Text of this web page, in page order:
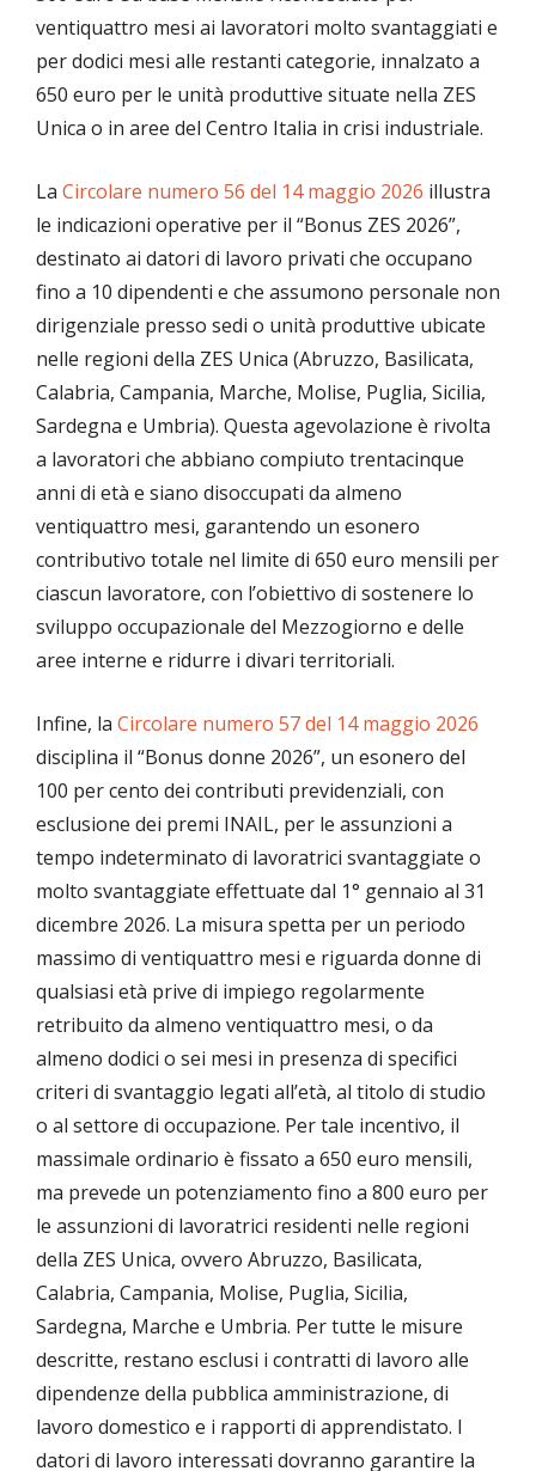
ventiquattro mesi ai lavoratori molto svantaggiati e
per dodici mesi alle restanti categorie, innalzato a
650 euro per le unità produttive situate nella ZES
Unica o in aree del Centro Italia in crisi industriale.
La Circolare numero 56 del 14 maggio 2026 illustra
le indicazioni operative per il “Bonus ZES 2026”,
destinato ai datori di lavoro privati che occupano
fino a 10 dipendenti e che assumono personale non
dirigenziale presso sedi o unità produttive ubicate
nelle regioni della ZES Unica (Abruzzo, Basilicata,
Calabria, Campania, Marche, Molise, Puglia, Sicilia,
Sardegna e Umbria). Questa agevolazione è rivolta
a lavoratori che abbiano compiuto trentacinque
anni di età e siano disoccupati da almeno
ventiquattro mesi, garantendo un esonero
contributivo totale nel limite di 650 euro mensili per
ciascun lavoratore, con l’obiettivo di sostenere lo
sviluppo occupazionale del Mezzogiorno e delle
aree interne e ridurre i divari territoriali.
Infine, la Circolare numero 57 del 14 maggio 2026
disciplina il “Bonus donne 2026”, un esonero del
100 per cento dei contributi previdenziali, con
esclusione dei premi INAIL, per le assunzioni a
tempo indeterminato di lavoratrici svantaggiate o
molto svantaggiate effettuate dal 1° gennaio al 31
dicembre 2026. La misura spetta per un periodo
massimo di ventiquattro mesi e riguarda donne di
qualsiasi età prive di impiego regolarmente
retribuito da almeno ventiquattro mesi, o da
almeno dodici o sei mesi in presenza di specifici
criteri di svantaggio legati all’età, al titolo di studio
o al settore di occupazione. Per tale incentivo, il
massimale ordinario è fissato a 650 euro mensili,
ma prevede un potenziamento fino a 800 euro per
le assunzioni di lavoratrici residenti nelle regioni
della ZES Unica, ovvero Abruzzo, Basilicata,
Calabria, Campania, Molise, Puglia, Sicilia,
Sardegna, Marche e Umbria. Per tutte le misure
descritte, restano esclusi i contratti di lavoro alle
dipendenze della pubblica amministrazione, di
lavoro domestico e i rapporti di apprendistato. I
datori di lavoro interessati dovranno garantire la